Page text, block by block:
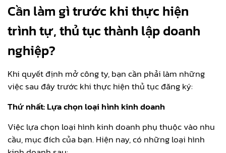
Cần làm gì trước khi thực hiện
trình tự, thủ tục thành lập doanh
nghiệp?
Khi quyết định mở công ty, bạn cần phải làm những
việc sau đây trước khi thực hiện thủ tục đăng ký:
Thứ nhất: Lựa chọn loại hình kinh doanh
Việc lựa chọn loại hình kinh doanh phụ thuộc vào nhu
cầu, mục đích của bạn. Hiện nay, có những loại hình